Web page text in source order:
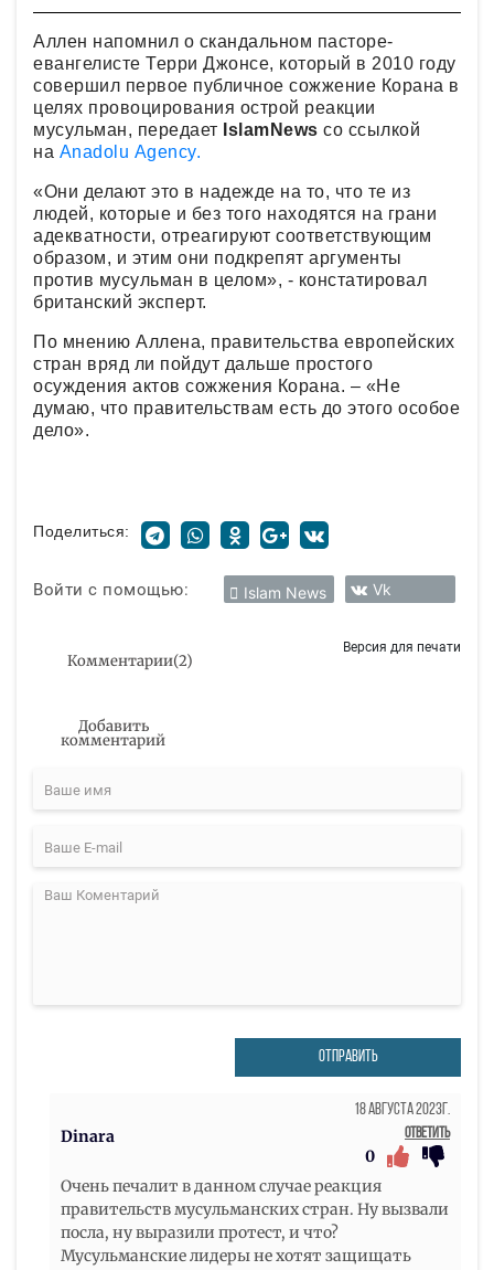
Аллен напомнил о скандальном пасторе-
евангелисте Терри Джонсе, который в 2010 году
совершил первое публичное сожжение Корана в
целях провоцирования острой реакции
мусульман, передает IslamNews со ссылкой
на Anadolu Agency.
«Они делают это в надежде на то, что те из
людей, которые и без того находятся на грани
адекватности, отреагируют соответствующим
образом, и этим они подкрепят аргументы
против мусульман в целом», - констатировал
британский эксперт.
По мнению Аллена, правительства европейских
стран вряд ли пойдут дальше простого
осуждения актов сожжения Корана. – «Не
думаю, что правительствам есть до этого особое
дело».
Поделиться:
Войти с помощью: Islam News Vk
Комментарии(2)
Версия для печати
Добавить
комментарий
ОТПРАВИТЬ
Dinara
18 Августа 2023г.
Ответить
0
Очень печалит в данном случае реакция
правительств мусульманских стран. Ну вызвали
посла, ну выразили протест, и что?
Мусульманские лидеры не хотят защищать